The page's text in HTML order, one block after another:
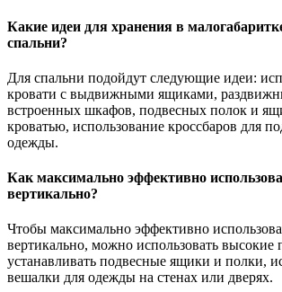
Какие идеи для хранения в
спальни?
Для спальни подойдут следующие идеи:
кровати с выдвижными ящиками,
встроенных шкафов, подвесных полок и
кроватью, использование кроссбаров для
одежды.
Как максимально эффективно
вертикально?
Чтобы максимально эффективно
вертикально, можно использовать
устанавливать подвесные ящики и полки,
вешалки для одежды на стенах или дверях.